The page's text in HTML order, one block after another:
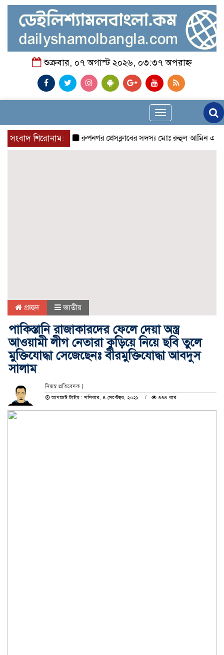
শুক্রবার, ০৭ অগাস্ট ২০২৬, ০৩:৩৭ অপরাহ্ন
Toggle
navigation
সংবাদ শিরোনাম:রুপনগর প্রেসক্লাবের সদস্য মোঃ রুহুল আমিন এর
প্রচ্ছদ জাতীয়
পাকিস্তানি রাজাকারদের ফেলে দেয়া অস্ত্র
আওয়ামী লীগ নেতারা কুড়িয়ে নিয়ে ছবি তুলে
মুক্তিযোদ্ধা সেজেছেনঃ বীরমুক্তিযোদ্ধা আবদুস
সালাম
নিজস্ব প্রতিবেদক |
আপডেট টাইম : শনিবার, ৪ সেপ্টেম্বর, ২০২১
৩৩৪ বার